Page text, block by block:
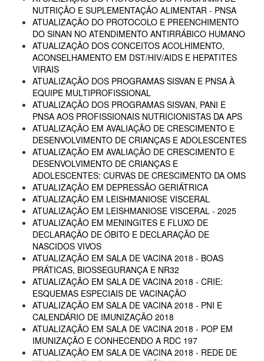
NUTRIÇÃO E SUPLEMENTAÇÃO ALIMENTAR - PNSA
ATUALIZAÇÃO DO PROTOCOLO E PREENCHIMENTO
DO SINAN NO ATENDIMENTO ANTIRRÁBICO HUMANO
ATUALIZAÇÃO DOS CONCEITOS ACOLHIMENTO,
ACONSELHAMENTO EM DST/HIV/AIDS E HEPATITES
VIRAIS
ATUALIZAÇÃO DOS PROGRAMAS SISVAN E PNSA À
EQUIPE MULTIPROFISSIONAL
ATUALIZAÇÃO DOS PROGRAMAS SISVAN, PANI E
PNSA AOS PROFISSIONAIS NUTRICIONISTAS DA APS
ATUALIZAÇÃO EM AVALIAÇÃO DE CRESCIMENTO E
DESENVOLVIMENTO DE CRIANÇAS E ADOLESCENTES
ATUALIZAÇÃO EM AVALIAÇÃO DE CRESCIMENTO E
DESENVOLVIMENTO DE CRIANÇAS E
ADOLESCENTES: CURVAS DE CRESCIMENTO DA OMS
ATUALIZAÇÃO EM DEPRESSÃO GERIÁTRICA
ATUALIZAÇÃO EM LEISHMANIOSE VISCERAL
ATUALIZAÇÃO EM LEISHMANIOSE VISCERAL - 2025
ATUALIZAÇÃO EM MENINGITES E FLUXO DE
DECLARAÇÃO DE ÓBITO E DECLARAÇÃO DE
NASCIDOS VIVOS
ATUALIZAÇÃO EM SALA DE VACINA 2018 - BOAS
PRÁTICAS, BIOSSEGURANÇA E NR32
ATUALIZAÇÃO EM SALA DE VACINA 2018 - CRIE:
ESQUEMAS ESPECIAIS DE VACINAÇÃO
ATUALIZAÇÃO EM SALA DE VACINA 2018 - PNI E
CALENDÁRIO DE IMUNIZAÇÃO 2018
ATUALIZAÇÃO EM SALA DE VACINA 2018 - POP EM
IMUNIZAÇÃO E CONHECENDO A RDC 197
ATUALIZAÇÃO EM SALA DE VACINA 2018 - REDE DE